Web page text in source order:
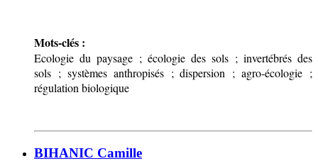
Mots-clés :
Ecologie du paysage ; écologie des sols ; invertébrés des
sols ; systèmes anthropisés ; dispersion ; agro-écologie ;
régulation biologique
BIHANIC Camille